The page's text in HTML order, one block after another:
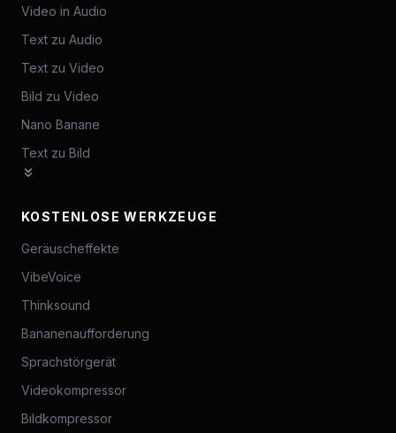
Video in Audio
Text zu Audio
Text zu Video
Bild zu Video
Nano Banane
Text zu Bild
KOSTENLOSE WERKZEUGE
Geräuscheffekte
VibeVoice
Thinksound
Bananenaufforderung
Sprachstörgerät
Videokompressor
Bildkompressor